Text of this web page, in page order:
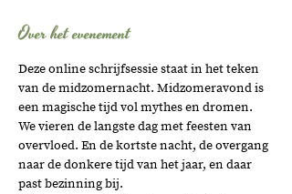
Over het evenement
Deze online schrijfsessie staat in het teken
van de midzomernacht. Midzomeravond is
een magische tijd vol mythes en dromen.
We vieren de langste dag met feesten van
overvloed. En de kortste nacht, de overgang
naar de donkere tijd van het jaar, en daar
past bezinning bij.